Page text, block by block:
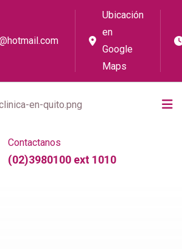
Ubicación
en
Google
Maps
Contactanos
(02)3980100 ext 1010